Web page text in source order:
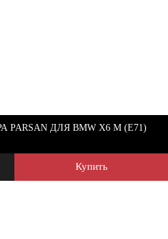
Купить
ДЛЯ BMW X6 M (E71)